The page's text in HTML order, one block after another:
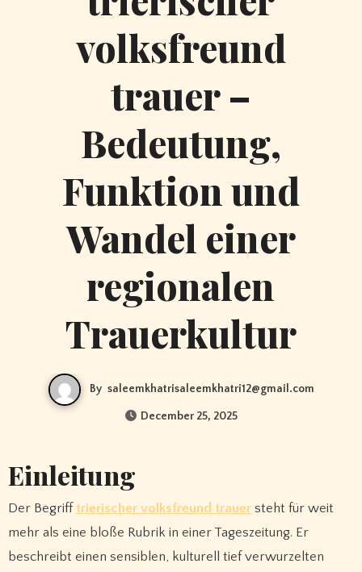
volksfreund
trauer –
Bedeutung,
Funktion und
Wandel einer
regionalen
Trauerkultur
By saleemkhatrisaleemkhatri12@gmail.com
December 25, 2025
Einleitung
Der Begriff trierischer volksfreund trauersteht für weit
mehr als eine bloße Rubrik in einer Tageszeitung. Er
beschreibt einen sensiblen, kulturell tief verwurzelten